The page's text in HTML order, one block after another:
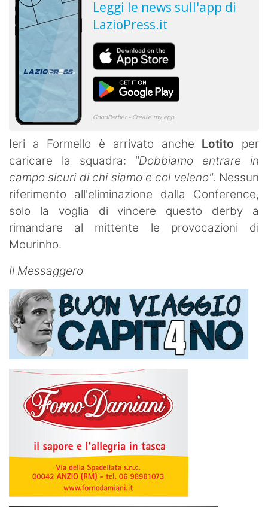
Ieri a Formello è arrivato anche Lotito per
caricare la squadra: "Dobbiamo entrare in
campo sicuri di chi siamo e col veleno". Nessun
riferimento all'eliminazione dalla Conference,
solo la voglia di vincere questo derby a
rimandare al mittente le provocazioni di
Mourinho.
Il Messaggero